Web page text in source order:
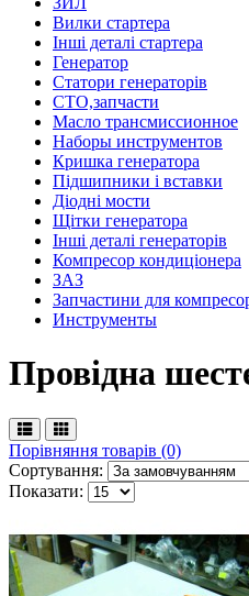
Вилки стартера
Інші деталі стартера
Генератор
Cтатори генераторів
СТО,запчасти
Масло трансмиссионное
Наборы инструментов
Кришка генератора
Підшипники і вставки
Діодні мости
Щітки генератора
Інші деталі генераторів
Компресор кондиціонера
ЗАЗ
Запчастини для
Инструменты
Провідна
Порівняння товарів (0)
Сортування:
Показати: